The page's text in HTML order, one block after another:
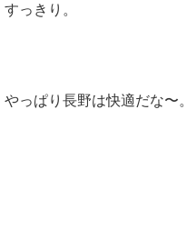
すっきり。
やっぱり長野は快適だな〜。